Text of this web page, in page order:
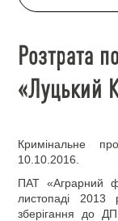
Розтрата
«Луцький
Кримінальне
10.10.2016.
ПАТ «Аграрний
листопаді 2013
зберігання до